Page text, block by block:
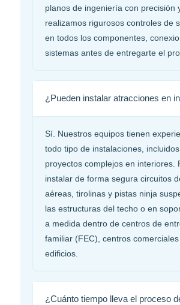
planos de ingeniería con precisión
realizamos rigurosos controles de
en todos los componentes,
sistemas antes de entregarte el
¿Pueden instalar atracciones en
Sí. Nuestros equipos tienen
todo tipo de instalaciones,
proyectos complejos en interiores.
instalar de forma segura circuitos
aéreas, tirolinas y pistas ninja
las estructuras del techo o en
a medida dentro de centros de
familiar (FEC), centros
edificios.
¿Cuánto tiempo lleva el proceso